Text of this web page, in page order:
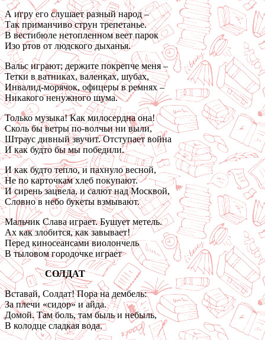
А игру его слушает разный народ –
Так приманчиво струн трепетанье.
В вестибюле нетопленном веет парок
Изо ртов от людского дыханья.
Вальс играют; держите покрепче меня –
Тетки в ватниках, валенках, шубах,
Инвалид-морячок, офицеры в ремнях –
Никакого ненужного шума.
Только музыка! Как милосердна она!
Сколь бы ветры по-волчьи ни выли,
Штраус дивный звучит. Отступает война
И как будто бы мы победили.
И как будто тепло, и пахнуло весной,
Не по карточкам хлеб покупают.
И сирень зацвела, и салют над Москвой,
Словно в небо букеты взмывают.
Мальчик Слава играет. Бушует метель.
Ах как злобится, как завывает!
Перед киносеансами виолончель
В тыловом городочке играет
СОЛДАТ
Вставай, Солдат! Пора на дембель:
За плечи «сидор» и айда.
Домой. Там боль, там быль и небыль,
В колодце сладкая вода.